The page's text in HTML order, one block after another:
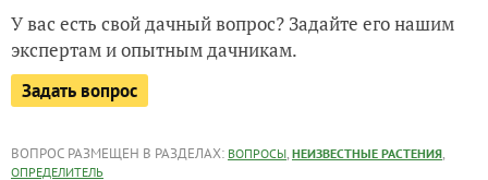
У вас есть свой дачный вопрос? Задайте его нашим
экспертам и опытным дачникам.
Задать вопрос
ВОПРОС РАЗМЕЩЕН В РАЗДЕЛАХ: ВОПРОСЫ, НЕИЗВЕСТНЫЕ РАСТЕНИЯ,
ОПРЕДЕЛИТЕЛЬ